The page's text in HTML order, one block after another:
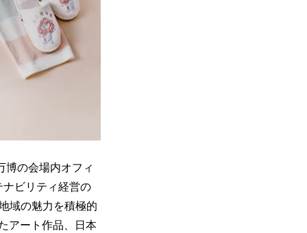
博の会場内オフィ
ナビリティ経営の
域の魅力を積極的
アート作品、日本